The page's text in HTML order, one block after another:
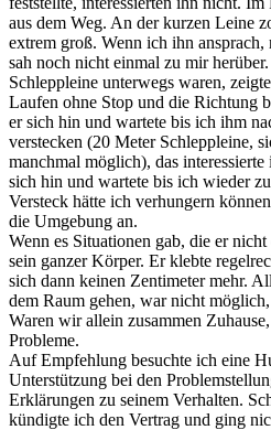
aus dem Weg. An der kurzen Leine
extrem groß. Wenn ich ihn
sah noch nicht einmal zu mir
Schleppleine unterwegs waren,
Laufen ohne Stop und die Richtung
er sich hin und wartete bis ich ihm
verstecken (20 Meter Schleppleine,
manchmal möglich), das
sich hin und wartete bis ich wieder
Versteck hätte ich verhungern
die Umgebung an.
Wenn es Situationen gab, die er
sein ganzer Körper. Er klebte
sich dann keinen Zentimeter mehr.
dem Raum gehen, war nicht
Waren wir allein zusammen
Probleme.
Auf Empfehlung besuchte ich eine
Unterstützung bei den
Erklärungen zu seinem Verhalten.
kündigte ich den Vertrag und ging